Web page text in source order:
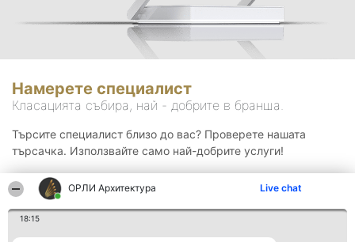
ОРЛИ Архитектура Live chat
18:15
Намерете специалист
Класацията събира, най - добрите в бранша.
Търсите специалист близо до вас? Проверете нашата
търсачка. Използвайте само най-добрите услуги!